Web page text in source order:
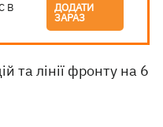
В ДОДАТИ
ЗАРАЗ
та лінії фронту на 6